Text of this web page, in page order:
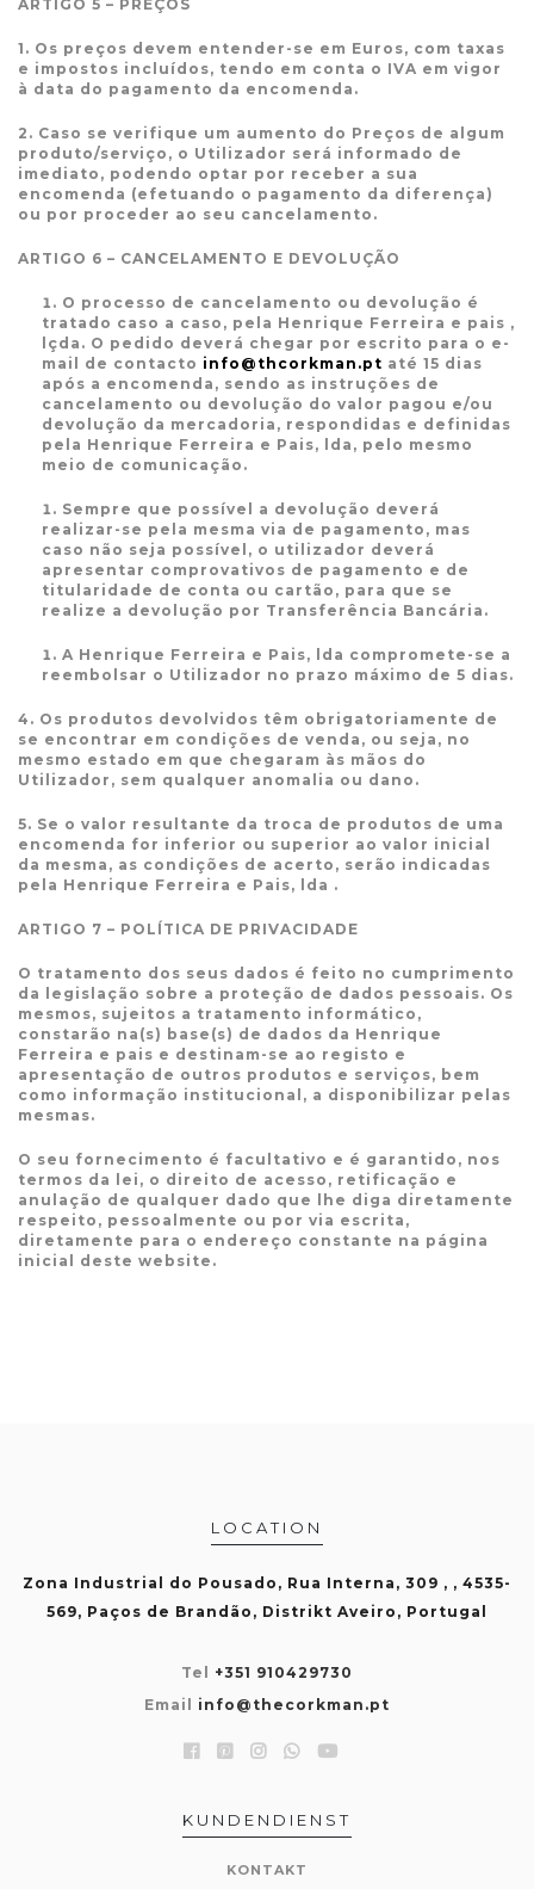
ARTIGO 5 – PREÇOS
1. Os preços devem entender-se em Euros, com taxas
e impostos incluídos, tendo em conta o IVA em vigor
à data do pagamento da encomenda.
2. Caso se verifique um aumento do Preços de algum
produto/serviço, o Utilizador será informado de
imediato, podendo optar por receber a sua
encomenda (efetuando o pagamento da diferença)
ou por proceder ao seu cancelamento.
ARTIGO 6 – CANCELAMENTO E DEVOLUÇÃO
O processo de cancelamento ou devolução é
tratado caso a caso, pela Henrique Ferreira e pais ,
lçda. O pedido deverá chegar por escrito para o e-
mail de contacto info@thcorkman.pt até 15 dias
após a encomenda, sendo as instruções de
cancelamento ou devolução do valor pagou e/ou
devolução da mercadoria, respondidas e definidas
pela Henrique Ferreira e Pais, lda, pelo mesmo
meio de comunicação.
Sempre que possível a devolução deverá
realizar-se pela mesma via de pagamento, mas
caso não seja possível, o utilizador deverá
apresentar comprovativos de pagamento e de
titularidade de conta ou cartão, para que se
realize a devolução por Transferência Bancária.
A Henrique Ferreira e Pais, lda compromete-se a
reembolsar o Utilizador no prazo máximo de 5 dias.
4. Os produtos devolvidos têm obrigatoriamente de
se encontrar em condições de venda, ou seja, no
mesmo estado em que chegaram às mãos do
Utilizador, sem qualquer anomalia ou dano.
5. Se o valor resultante da troca de produtos de uma
encomenda for inferior ou superior ao valor inicial
da mesma, as condições de acerto, serão indicadas
pela Henrique Ferreira e Pais, lda .
ARTIGO 7 – POLÍTICA DE PRIVACIDADE
O tratamento dos seus dados é feito no cumprimento
da legislação sobre a proteção de dados pessoais. Os
mesmos, sujeitos a tratamento informático,
constarão na(s) base(s) de dados da Henrique
Ferreira e pais e destinam-se ao registo e
apresentação de outros produtos e serviços, bem
como informação institucional, a disponibilizar pelas
mesmas.
O seu fornecimento é facultativo e é garantido, nos
termos da lei, o direito de acesso, retificação e
anulação de qualquer dado que lhe diga diretamente
respeito, pessoalmente ou por via escrita,
diretamente para o endereço constante na página
inicial deste website.
LOCATION
Zona Industrial do Pousado, Rua Interna, 309 , , 4535-
569, Paços de Brandão, Distrikt Aveiro, Portugal
Tel +351 910429730
Email info@thecorkman.pt
KUNDENDIENST
KONTAKT